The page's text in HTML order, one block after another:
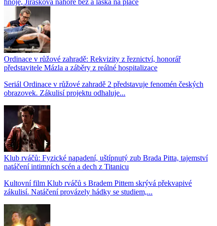
Ordinace v růžové zahradě: Rekvizity z řeznictví, honorář
představitele Mázla a záběry z reálné hospitalizace
Seriál Ordinace v růžové zahradě 2 představuje fenomén českých
obrazovek. Zákulisí projektu odhaluje...
Klub rváčů: Fyzické napadení, uštípnutý zub Brada Pitta, tajemství
natáčení intimních scén a dech z Titanicu
Kultovní film Klub rváčů s Bradem Pittem skrývá překvapivé
zákulisí. Natáčení provázely hádky se studiem,...